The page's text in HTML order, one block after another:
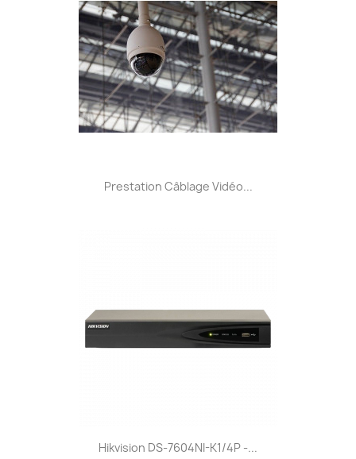
Prestation Câblage Vidéo...
Hikvision DS-7604NI-K1/4P -...